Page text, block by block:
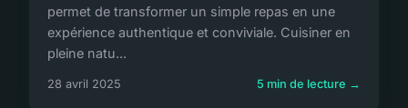
permet de transformer un simple repas en une
expérience authentique et conviviale. Cuisiner en
pleine natu...
28 avril 2025 5 min de lecture →